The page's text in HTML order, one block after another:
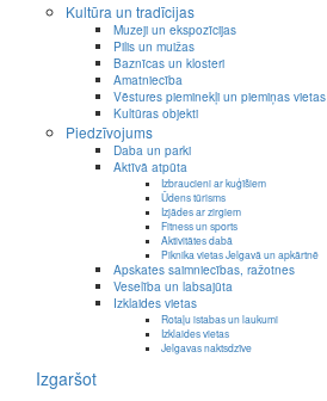
Kultūra un tradīcijas
Muzeji un ekspozīcijas
Pilis un muižas
Baznīcas un klosteri
Amatniecība
Vēstures pieminekļi un piemiņas vietas
Kultūras objekti
Piedzīvojums
Daba un parki
Aktīvā atpūta
Izbraucieni ar kuģīšiem
Ūdens tūrisms
Izjādes ar zirgiem
Fitness un sports
Aktivitātes dabā
Piknika vietas Jelgavā un apkārtnē
Apskates saimniecības, ražotnes
Veselība un labsajūta
Izklaides vietas
Rotaļu istabas un laukumi
Izklaides vietas
Jelgavas naktsdzīve
Izgaršot